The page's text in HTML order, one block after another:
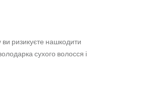
ви ризикуєте нашкодити
сухого волосся і